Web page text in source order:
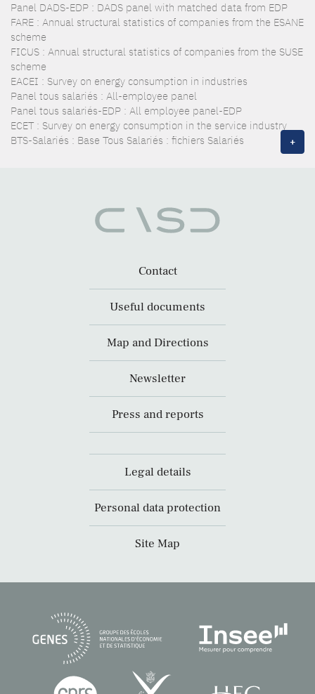
Panel DADS-EDP : DADS panel with matched data from EDP
FARE : Annual structural statistics of companies from the ESANE
scheme
FICUS : Annual structural statistics of companies from the SUSE
scheme
EACEI : Survey on energy consumption in industries
Panel tous salariés : All-employee panel
Panel tous salariés-EDP : All employee panel-EDP
ECET : Survey on energy consumption in the service industry
BTS-Salariés : Base Tous Salariés : fichiers Salariés
+
Contact
Useful documents
Map and Directions
Newsletter
Press and reports
Legal details
Personal data protection
Site Map